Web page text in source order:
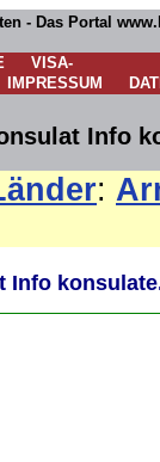
- Das Portal
VISA-
IMPRESSUM
Info
:
Info